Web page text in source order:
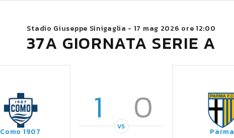
Stadio Giuseppe Sinigaglia - 17 mag 2026 ore 12:00
37A GIORNATA SERIE A
Como 1907
1 0
VS Parma